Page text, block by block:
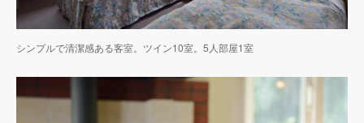
シンプルで清潔感ある客室。ツイン10室。5人部屋1室